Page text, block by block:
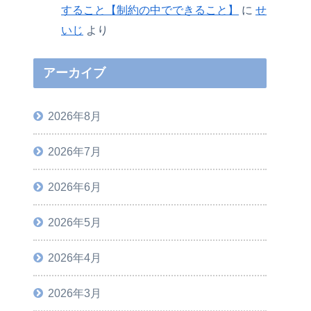
すること【制約の中でできること】 に せ
いじ より
アーカイブ
2026年8月
2026年7月
2026年6月
2026年5月
2026年4月
2026年3月